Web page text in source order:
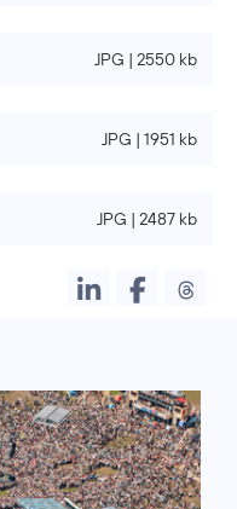
JPG | 2550 kb
JPG | 1951 kb
JPG | 2487 kb